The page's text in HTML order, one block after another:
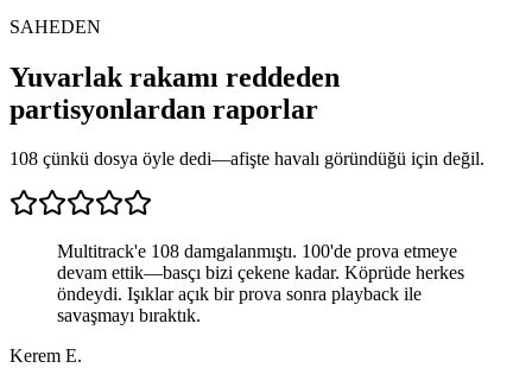
SAHEDEN
Yuvarlak rakamı reddeden
partisyonlardan raporlar
108 çünkü dosya öyle dedi—afişte havalı göründüğü için değil.
Multitrack'e 108 damgalanmıştı. 100'de prova etmeye
devam ettik—basçı bizi çekene kadar. Köprüde herkes
öndeydi. Işıklar açık bir prova sonra playback ile
savaşmayı bıraktık.
Kerem E.